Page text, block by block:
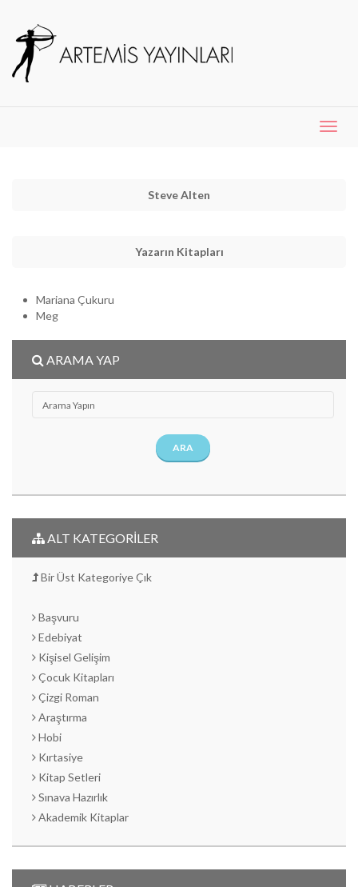
Steve Alten
Yazarın Kitapları
Mariana Çukuru
Meg
ARAMA YAP
ARA
ALT KATEGORİLER
Bir Üst Kategoriye Çık
Başvuru
Edebiyat
Kişisel Gelişim
Çocuk Kitapları
Çizgi Roman
Araştırma
Hobi
Kırtasiye
Kitap Setleri
Sınava Hazırlık
Akademik Kitaplar